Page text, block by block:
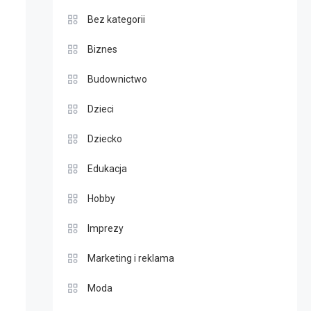
Bez kategorii
Biznes
Budownictwo
Dzieci
Dziecko
Edukacja
Hobby
Imprezy
Marketing i reklama
Moda